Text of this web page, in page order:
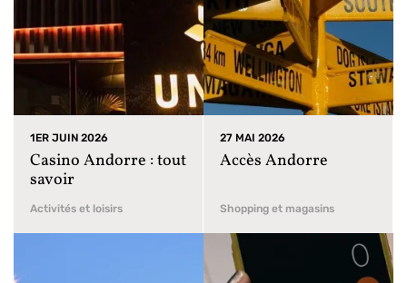
1ER JUIN 2026
Casino Andorre : tout
savoir
Activités et loisirs
27 MAI 2026
Accès Andorre
Shopping et magasins